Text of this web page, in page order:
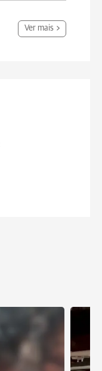
Ver mais